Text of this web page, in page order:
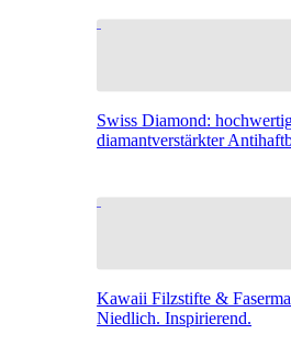
Swiss Diamond:
diamantverstärkter
Kawaii Filzstifte &
Niedlich. Inspirierend.